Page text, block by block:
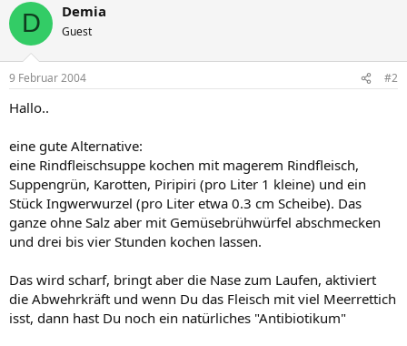
D Demia
Guest
9 Februar 2004 #2
Hallo..
eine gute Alternative:
eine Rindfleischsuppe kochen mit magerem Rindfleisch,
Suppengrün, Karotten, Piripiri (pro Liter 1 kleine) und ein
Stück Ingwerwurzel (pro Liter etwa 0.3 cm Scheibe). Das
ganze ohne Salz aber mit Gemüsebrühwürfel abschmecken
und drei bis vier Stunden kochen lassen.
Das wird scharf, bringt aber die Nase zum Laufen, aktiviert
die Abwehrkräft und wenn Du das Fleisch mit viel Meerrettich
isst, dann hast Du noch ein natürliches "Antibiotikum"